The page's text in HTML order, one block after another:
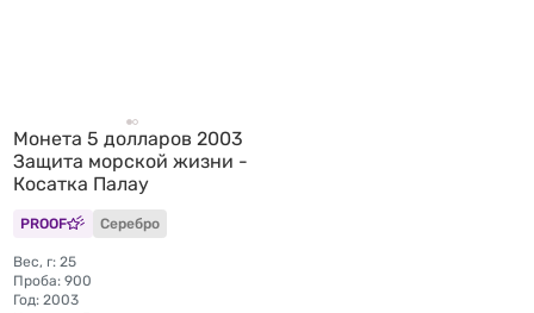
Монета 5 долларов 2003
Защита морской жизни -
Косатка Палау
PROOF Серебро
Вес, г: 25
Проба: 900
Год: 2003